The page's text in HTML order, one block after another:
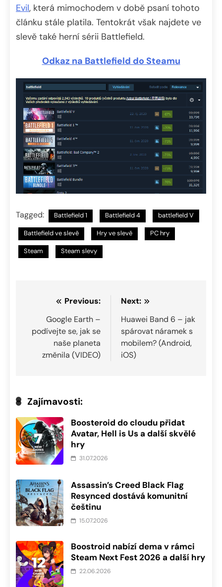
Evil, která mimochodem v době psaní tohoto
článku stále platila. Tentokrát však najdete ve
slevě také herní sérii Battlefield.
Odkaz na Battlefield do Steamu
Tagged: Battlefield 1 Battlefield 4 battlefield V
Battlefield ve slevě Hry ve slevě PC hry
Steam Steam slevy
Navigace
příspěvek
Previous:
Google Earth –
podívejte se, jak se
naše planeta
změnila (VIDEO)
Next:
Huawei Band 6 – jak
spárovat náramek s
mobilem? (Android,
iOS)
Zajímavosti:
Boosteroid do cloudu přidat
Avatar, Hell is Us a další skvělé
hry
31.07.2026
Assassin’s Creed Black Flag
Resynced dostává komunitní
češtinu
15.07.2026
Boostroid nabízí dema v rámci
Steam Next Fest 2026 a další hry
22.06.2026